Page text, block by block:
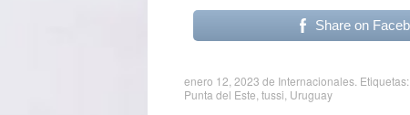
Share on
enero 12, 2023 de Internacionales. Etiquetas:
Punta del Este,tussi, Uruguay